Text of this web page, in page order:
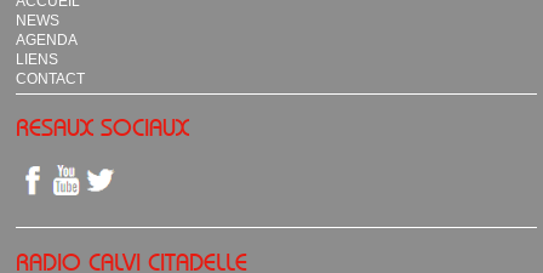
NEWS
AGENDA
LIENS
CONTACT
RESAUX SOCIAUX
RADIO CALVI CITADELLE